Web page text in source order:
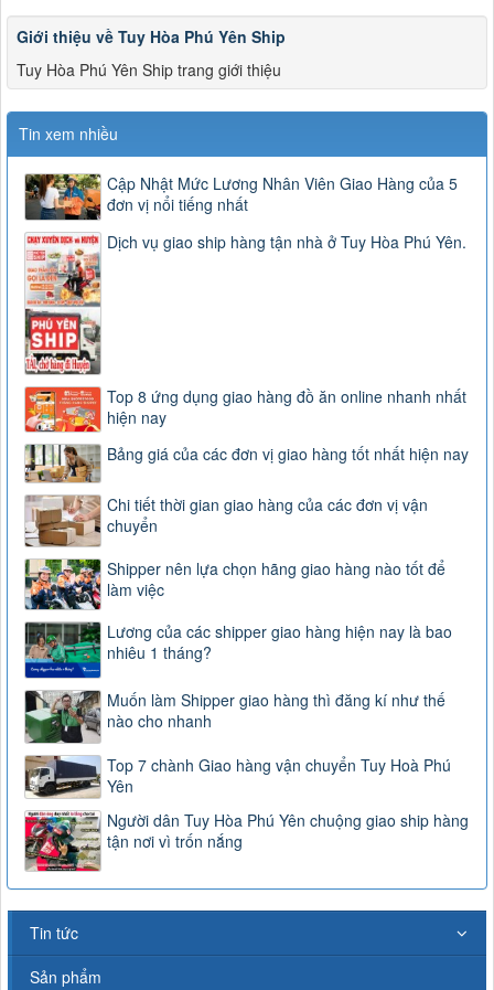
Giới thiệu về Tuy Hòa Phú Yên Ship
Tuy Hòa Phú Yên Ship trang giới thiệu
Tin xem nhiều
Cập Nhật Mức Lương Nhân Viên Giao Hàng của 5
đơn vị nổi tiếng nhất
Dịch vụ giao ship hàng tận nhà ở Tuy Hòa Phú Yên.
Top 8 ứng dụng giao hàng đồ ăn online nhanh nhất
hiện nay
Bảng giá của các đơn vị giao hàng tốt nhất hiện nay
Chi tiết thời gian giao hàng của các đơn vị vận
chuyển
Shipper nên lựa chọn hãng giao hàng nào tốt để
làm việc
Lương của các shipper giao hàng hiện nay là bao
nhiêu 1 tháng?
Muốn làm Shipper giao hàng thì đăng kí như thế
nào cho nhanh
Top 7 chành Giao hàng vận chuyển Tuy Hoà Phú
Yên
Người dân Tuy Hòa Phú Yên chuộng giao ship hàng
tận nơi vì trốn nắng
Tin tức
Sản phẩm